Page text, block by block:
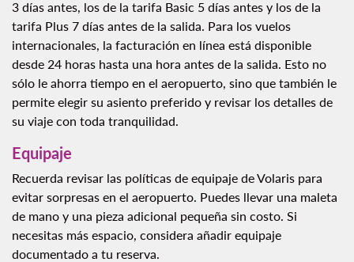
3 días antes, los de la tarifa Basic 5 días antes y los de la
tarifa Plus 7 días antes de la salida. Para los vuelos
internacionales, la facturación en línea está disponible
desde 24 horas hasta una hora antes de la salida. Esto no
sólo le ahorra tiempo en el aeropuerto, sino que también le
permite elegir su asiento preferido y revisar los detalles de
su viaje con toda tranquilidad.
Equipaje
Recuerda revisar las políticas de equipaje de Volaris para
evitar sorpresas en el aeropuerto. Puedes llevar una maleta
de mano y una pieza adicional pequeña sin costo. Si
necesitas más espacio, considera añadir equipaje
documentado a tu reserva.